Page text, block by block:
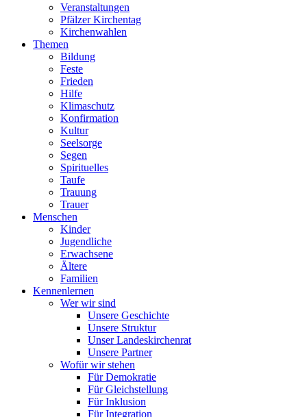
Veranstaltungen
Pfälzer Kirchentag
Kirchenwahlen
Themen
Bildung
Feste
Frieden
Hilfe
Klimaschutz
Konfirmation
Kultur
Seelsorge
Segen
Spirituelles
Taufe
Trauung
Trauer
Menschen
Kinder
Jugendliche
Erwachsene
Ältere
Familien
Kennenlernen
Wer wir sind
Unsere Geschichte
Unsere Struktur
Unser Landeskirchenrat
Unsere Partner
Wofür wir stehen
Für Demokratie
Für Gleichstellung
Für Inklusion
Für Integration